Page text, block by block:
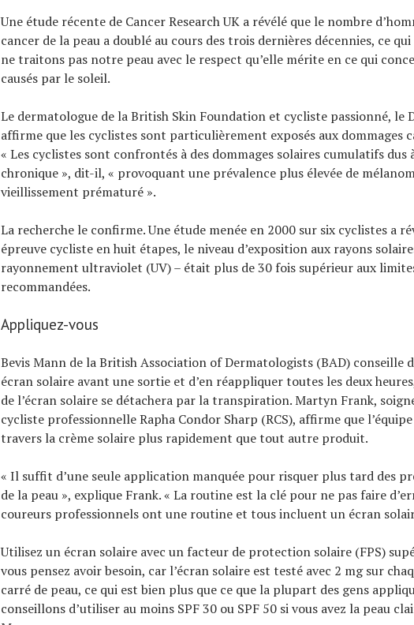
Une étude récente de Cancer Research UK a révélé que le nombre
cancer de la peau a doublé au cours des trois dernières décennies, ce
ne traitons pas notre peau avec le respect qu’elle mérite en ce qui
causés par le soleil.
Le dermatologue de la British Skin Foundation et cycliste passionné, le
affirme que les cyclistes sont particulièrement exposés aux dommages
« Les cyclistes sont confrontés à des dommages solaires cumulatifs dus
chronique », dit-il, « provoquant une prévalence plus élevée de
vieillissement prématuré ».
La recherche le confirme. Une étude menée en 2000 sur six cyclistes a
épreuve cycliste en huit étapes, le niveau d’exposition aux rayons
rayonnement ultraviolet (UV) – était plus de 30 fois supérieur aux
recommandées.
Appliquez-vous
Bevis Mann de la British Association of Dermatologists (BAD) conseille
écran solaire avant une sortie et d’en réappliquer toutes les deux
de l’écran solaire se détachera par la transpiration. Martyn Frank,
cycliste professionnelle Rapha Condor Sharp (RCS), affirme que l’équipe
travers la crème solaire plus rapidement que tout autre produit.
« Il suffit d’une seule application manquée pour risquer plus tard des
de la peau », explique Frank. « La routine est la clé pour ne pas faire
coureurs professionnels ont une routine et tous incluent un écran
Utilisez un écran solaire avec un facteur de protection solaire (FPS)
vous pensez avoir besoin, car l’écran solaire est testé avec 2 mg sur
carré de peau, ce qui est bien plus que ce que la plupart des gens
conseillons d’utiliser au moins SPF 30 ou SPF 50 si vous avez la peau